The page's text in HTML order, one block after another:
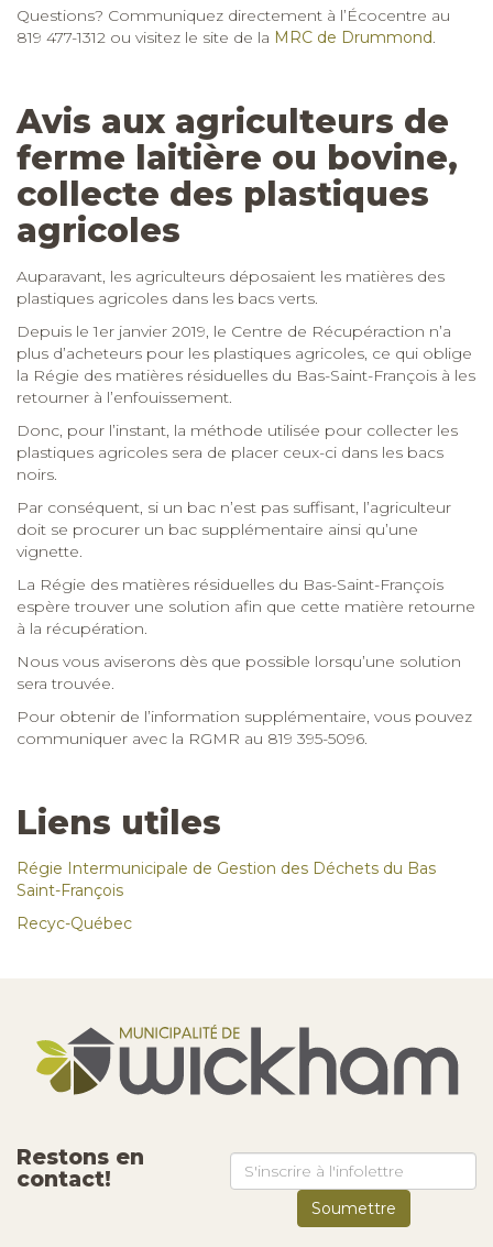
collecte des plastiques
agricoles
plastiques agricoles dans les bacs verts.
Depuis le 1er janvier 2019, le Centre de Récupéraction n’a
plus d’acheteurs pour les plastiques agricoles, ce qui oblige
la Régie des matières résiduelles du Bas-Saint-François à les
retourner à l’enfouissement.
Donc, pour l’instant, la méthode utilisée pour collecter les
plastiques agricoles sera de placer ceux-ci dans les bacs
noirs.
Par conséquent, si un bac n’est pas suffisant, l’agriculteur
doit se procurer un bac supplémentaire ainsi qu’une
vignette.
La Régie des matières résiduelles du Bas-Saint-François
espère trouver une solution afin que cette matière retourne
à la récupération.
Nous vous aviserons dès que possible lorsqu’une solution
sera trouvée.
Pour obtenir de l’information supplémentaire, vous pouvez
communiquer avec la RGMR au 819 395-5096.
Liens utiles
Régie Intermunicipale de Gestion des Déchets du Bas
Saint-François
Recyc-Québec
Municipalité de Wickham
893, rue Moreau